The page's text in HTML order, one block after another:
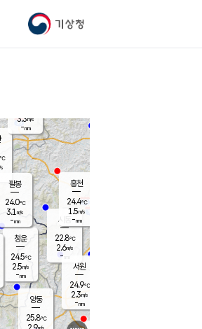
기상청
s
청운
24.5℃
2.5m/s
-mm
팔봉
24.0℃
3.1 m/s
-mm
양동
25.8℃
m/s
시동
22.8℃
2.6m/s
- mm
서원
24.9℃
2.3m/s
-mm
홍천
24.4℃
1.5m/s
-mm
3.3m/s
-mm